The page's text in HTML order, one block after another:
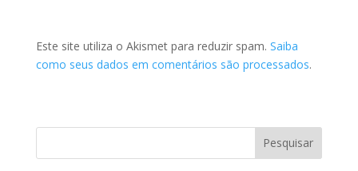
Este site utiliza o Akismet para reduzir spam. Saiba
como seus dados em comentários são processados.